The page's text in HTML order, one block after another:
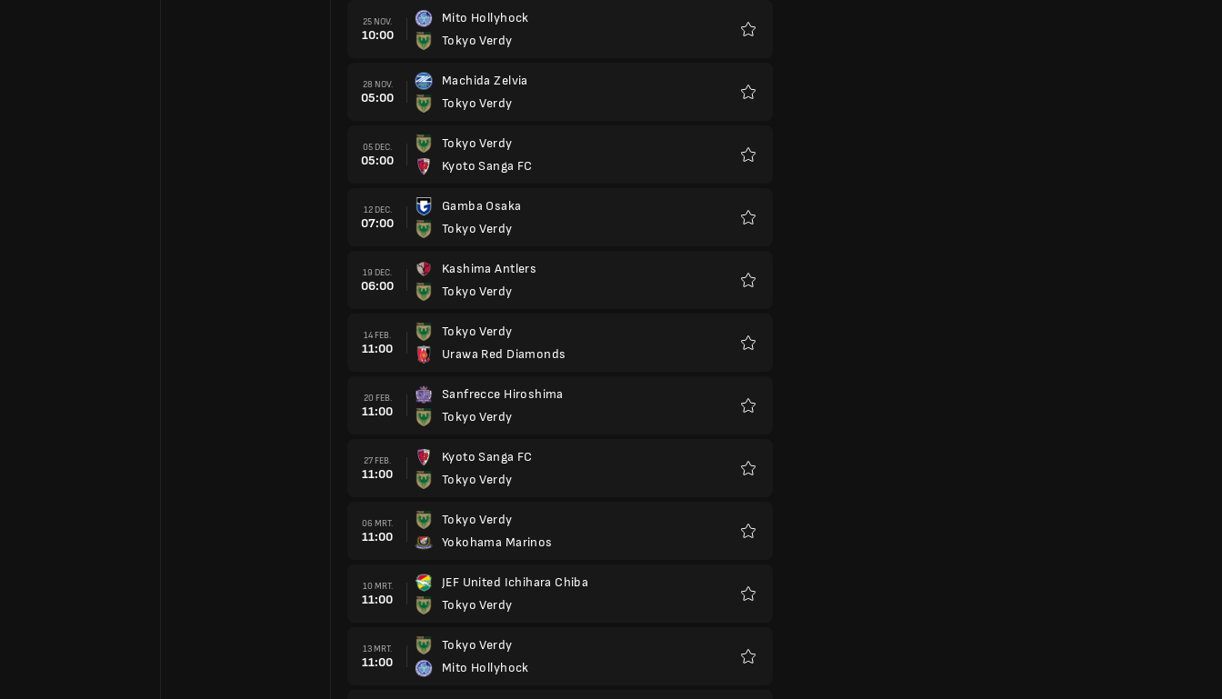
25 NOV.
10:00
Mito Hollyhock
Tokyo Verdy
28 NOV.
05:00
Machida Zelvia
Tokyo Verdy
05 DEC.
05:00
Tokyo Verdy
Kyoto Sanga FC
12 DEC.
07:00
Gamba Osaka
Tokyo Verdy
19 DEC.
06:00
Kashima Antlers
Tokyo Verdy
14 FEB.
11:00
Tokyo Verdy
Urawa Red Diamonds
20 FEB.
11:00
Sanfrecce Hiroshima
Tokyo Verdy
27 FEB.
11:00
Kyoto Sanga FC
Tokyo Verdy
06 MRT.
11:00
Tokyo Verdy
Yokohama Marinos
10 MRT.
11:00
JEF United Ichihara Chiba
Tokyo Verdy
13 MRT.
11:00
Tokyo Verdy
Mito Hollyhock